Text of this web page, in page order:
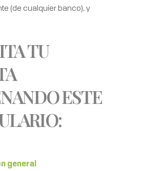
(de cualquier banco), y
TU
ESTE
general